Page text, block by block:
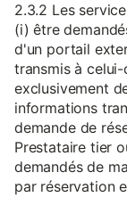
2.3.2 Les
(i) être
d'un portail
transmis à
exclusivement
informations
demande de
Prestataire tier
demandés de
par réservation